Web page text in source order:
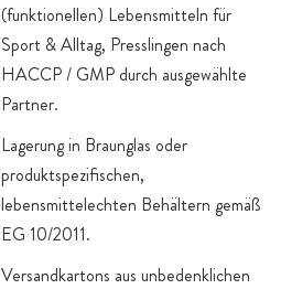
(funktionellen) Lebensmitteln für
Sport & Alltag, Presslingen nach
HACCP / GMP durch ausgewählte
Partner.
Lagerung in Braunglas oder
produktspezifischen,
lebensmittelechten Behältern gemäß
EG 10/2011.
Versandkartons aus unbedenklichen